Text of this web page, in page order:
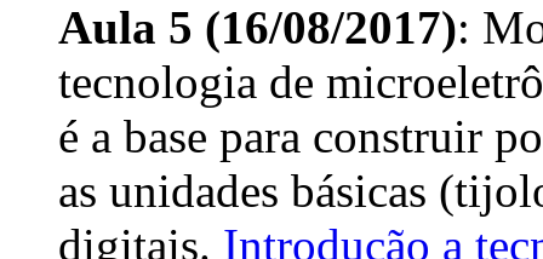
Aula 5 (16/08/2017):
tecnologia de
é a base para construir
as unidades básicas
digitais. Introdução a